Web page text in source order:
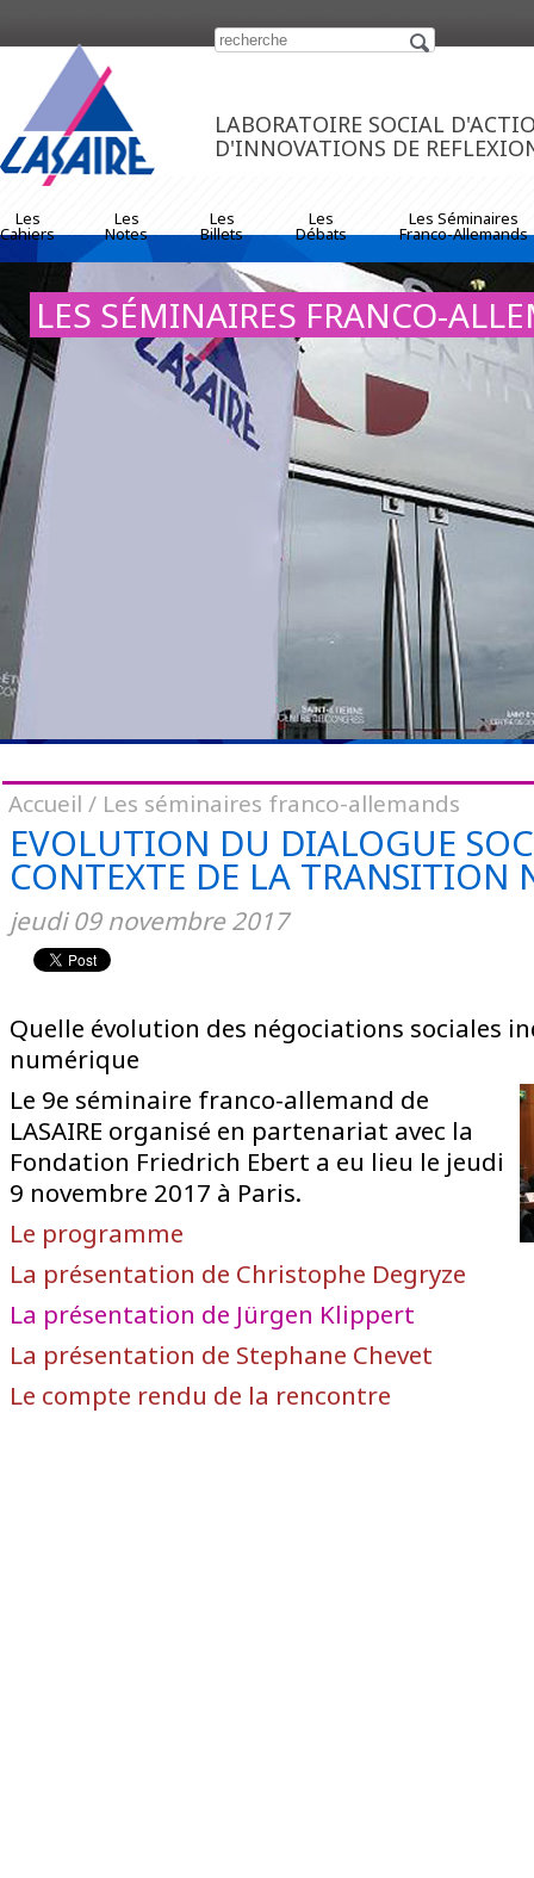
https://www.traditionrolex.com/33
LABORATOIRE SOCIAL
D'INNOVATIONS DE
Les
Cahiers
Les
Notes
Les
Billets
Les
Débats
Les Séminaires
Franco-Allemands
LES SÉMINAIRES FRANCO-
Accueil / Les séminaires franco-allemands
EVOLUTION DU DIALOGUE
CONTEXTE DE LA TRANSITION
jeudi 09 novembre 2017
Quelle évolution des négociations sociales
numérique
Le 9e séminaire franco-allemand de
LASAIRE organisé en partenariat avec la
Fondation Friedrich Ebert a eu lieu le jeudi
9 novembre 2017 à Paris.
Le programme
La présentation de Christophe Degryze
La présentation de Jürgen Klippert
La présentation de Stephane Chevet
Le compte rendu de la rencontre